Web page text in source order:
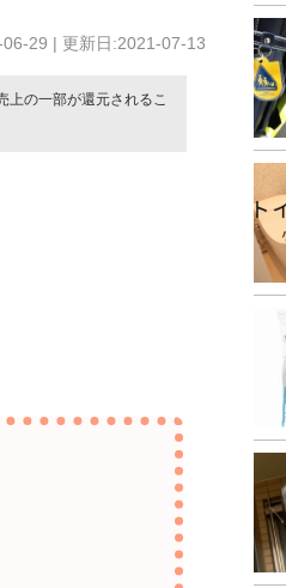
29 | 更新日:2021-07-13
上の一部が還元されるこ